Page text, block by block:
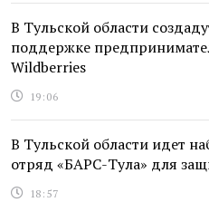
В Тульской области
поддержке
Wildberries
19:06
В Тульской области идет
отряд «БАРС-Тула» для
18:57